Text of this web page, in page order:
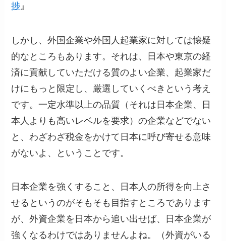
捗 』
しかし、外国企業や外国人起業家に対しては懐疑
的なところもあります。それは、日本や東京の経
済に貢献していただける質のよい企業、起業家だ
けにもっと限定し、厳選していくべきという考え
です。一定水準以上の品質（それは日本企業、日
本人よりも高いレベルを要求）の企業などでない
と、わざわざ税金をかけて日本に呼び寄せる意味
がないよ、ということです。
日本企業を強くすること、日本人の所得を向上さ
せるというのがそもそも目指すところであります
が、外資企業を日本から追い出せば、日本企業が
強くなるわけではありませんよね。（外資がいる